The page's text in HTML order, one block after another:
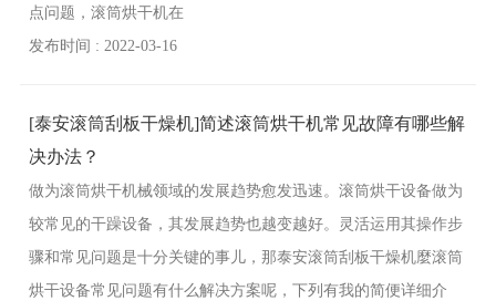
点问题，滚筒烘干机在
发布时间 : 2022-03-16
[泰安滚筒刮板干燥机]简述滚筒烘干机常见故障有哪些解
决办法？
做为滚筒烘干机械领域的发展趋势愈发迅速。滚筒烘干设备做为
较常见的干躁设备，其发展趋势也越变越好。灵活运用其操作步
骤和常见问题是十分关键的事儿，那泰安滚筒刮板干燥机麼滚筒
烘干设备常见问题有什么解决方案呢，下列有我的简便详细介